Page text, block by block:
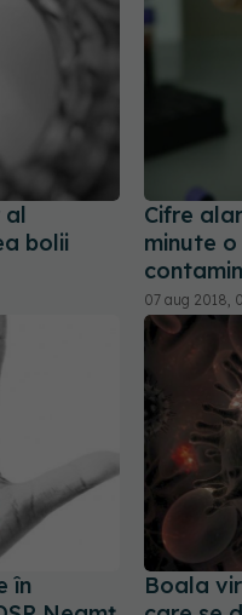
al
bolii
Cifre
minute
07 aug 2018,
în
Boala